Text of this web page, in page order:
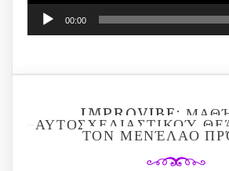
00:00
IMPROVIBE:
ΑΥΤΟΣΧΕΔΙΑΣΤΙΚΟΎ
ΤΟΝ ΜΕΝΈΛΑΟ